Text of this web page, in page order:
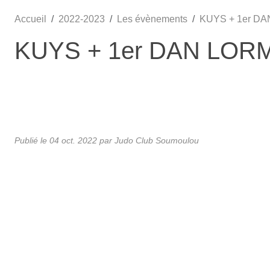
Accueil 2022-2023 Les évènements KUYS + 1er
KUYS + 1er DAN
Publié le 04 oct. 2022 par Judo Club Soumoulou